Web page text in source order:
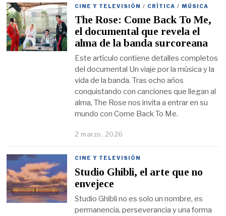
CINE Y TELEVISIÓN / CRÍTICA / MÚSICA
The Rose: Come Back To Me,
el documental que revela el
alma de la banda surcoreana
Este artículo contiene detalles completos
del documental Un viaje por la música y la
vida de la banda. Tras ocho años
conquistando con canciones que llegan al
alma, The Rose nos invita a entrar en su
mundo con Come Back To Me.
2 marzo, 2026
CINE Y TELEVISIÓN
Studio Ghibli, el arte que no
envejece
Studio Ghibli no es solo un nombre, es
permanencia, perseverancia y una forma